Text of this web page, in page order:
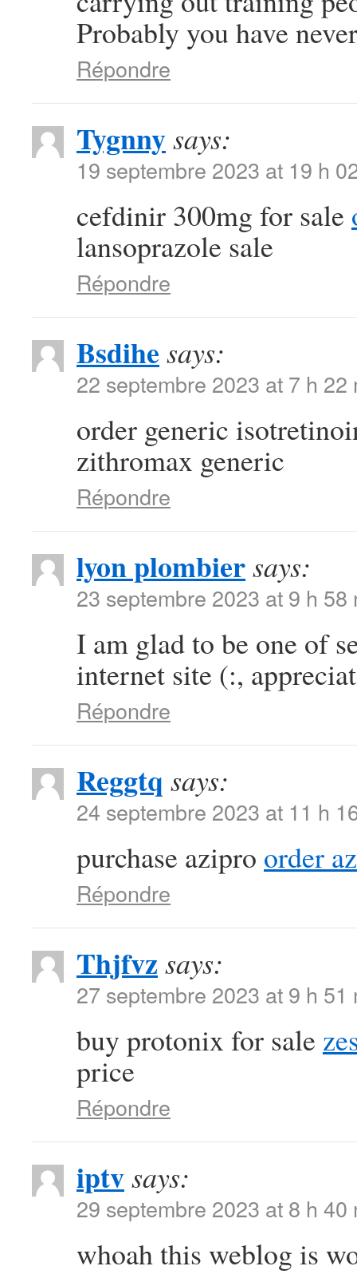
Probably you have
Répondre
Tygnnysays:
19 septembre 2023 at 19 h
cefdinir 300mg for sale
lansoprazole sale
Répondre
Bsdihe says:
22 septembre 2023 at 7 h 22
order generic
zithromax generic
Répondre
lyon plombiersays:
23 septembre 2023 at 9 h 58
I am glad to be one of
internet site (:,
Répondre
Reggtq says:
24 septembre 2023 at 11 h
purchase azipro order
Répondre
Thjfvz says:
27 septembre 2023 at 9 h 51
buy protonix for sale
price
Répondre
iptvsays:
29 septembre 2023 at 8 h 40
whoah this weblog is